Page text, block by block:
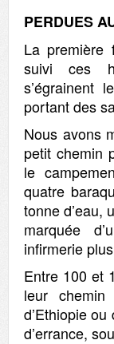
PERDUES
La première
suivi ces
s’égrainent
portant des
Nous avons
petit chemin
le
quatre
tonne d’eau,
marquée
infirmerie
Entre 100 et
leur chemin
d’Ethiopie
d’errance,